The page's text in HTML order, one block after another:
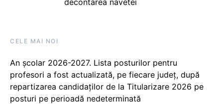
decontarea navetei
CELE MAI NOI
An școlar 2026-2027. Lista posturilor pentru
profesori a fost actualizată, pe fiecare județ, după
repartizarea candidaților de la Titularizare 2026 pe
posturi pe perioadă nedeterminată